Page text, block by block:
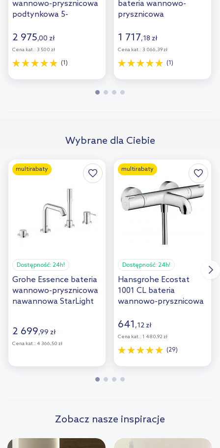
wannowo-prysznicowa
podtynkowa 5-
szczotkowana
Y1237/1CPB
2 975,00 zł
Cena kat.: 3 500 zł
(1)
bateria wannowo-
prysznicowa
termostatyczna chrom
15758000
1 717,18 zł
Cena kat.: 3 066,39 zł
(1)
Wybrane dla Ciebie
multirabaty
Dostępność: 24h!
Grohe Essence bateria
wannowo-prysznicowa
nawannowa StarLight
2 699,99 zł
Cena kat.: 4 366,50 zł
multirabaty
Dostępność: 24h!
Hansgrohe Ecostat
1001 CL bateria
wannowo-prysznicowa
termostatyczna chrom
13201000
641 ,12 zł
Cena kat.: 1 480,92 zł
(29)
Zobacz nasze inspiracje